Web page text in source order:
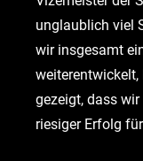
unglaublich viel
wir insgesamt
gezeigt, dass
riesiger Erfolg